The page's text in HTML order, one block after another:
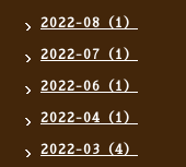
2022-08（1）
2022-07（1）
2022-06（1）
2022-04（1）
2022-03（4）